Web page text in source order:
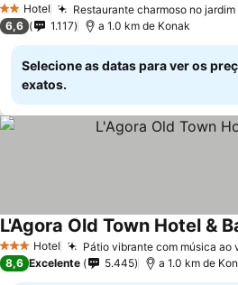
2 Estrelas
Hotel Restaurante charmoso no jardim
6,6 1.117 a 1.0 km de Konak
Selecione as datas para ver os
exatos.
3 EstrelasHotel Pátio vibrante com música ao
L'Agora Old Town Hotel &
8,6 Excelente 5.445 a 1.0 km de